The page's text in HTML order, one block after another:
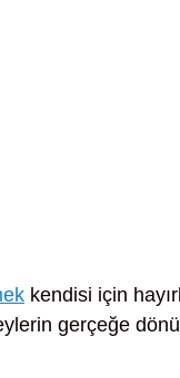
kendisi için
gerçeğe